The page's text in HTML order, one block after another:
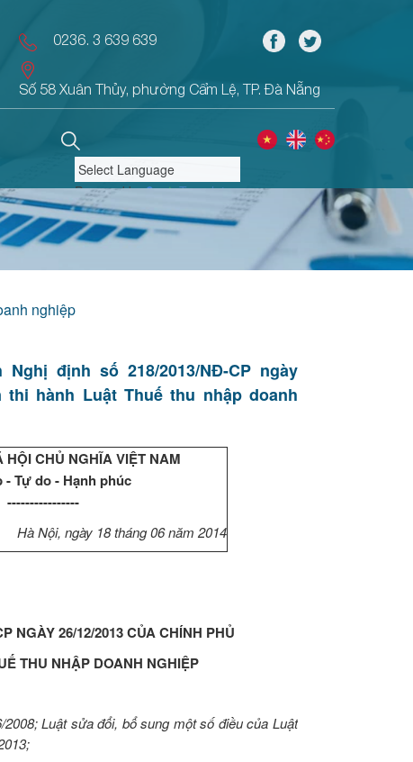
0236. 3 639 639
Số 58 Xuân Thủy, phường Cẩm Lệ, TP. Đà Nẵng
Powered by Translate
nghiệp
định số 218/2013/NĐ-CP ngày
hành Luật Thuế thu nhập doanh
HỘI CHỦ NGHĨA VIỆT NAM
- Tự do - Hạnh phúc
----------------
Hà Nội, ngày 18 tháng 06 năm 2014
NGÀY 26/12/2013 CỦA CHÍNH PHỦ
THU NHẬP DOANH NGHIỆP
Luật sửa đổi, bổ sung một số điều của Luật